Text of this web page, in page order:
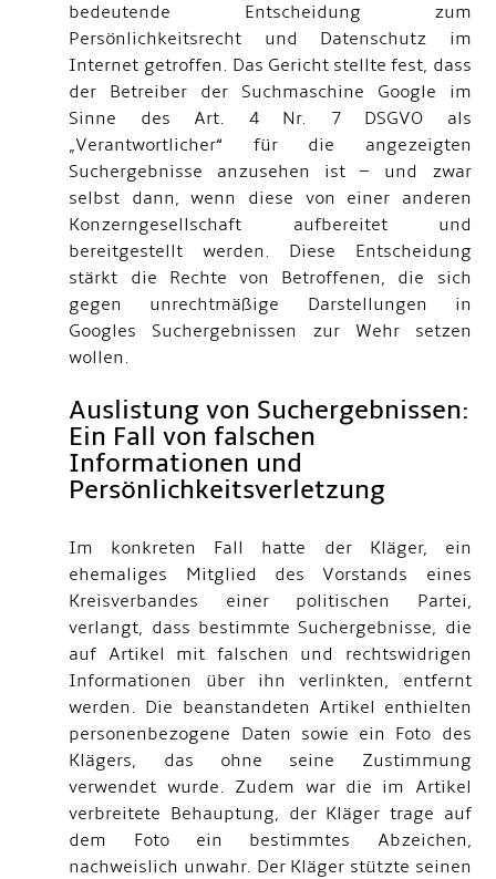
bedeutende Entscheidung zum
Persönlichkeitsrecht und Datenschutz im
Internet getroffen. Das Gericht stellte fest, dass
der Betreiber der Suchmaschine Google im
Sinne des Art. 4 Nr. 7 DSGVO als
„Verantwortlicher“ für die angezeigten
Suchergebnisse anzusehen ist – und zwar
selbst dann, wenn diese von einer anderen
Konzerngesellschaft aufbereitet und
bereitgestellt werden. Diese Entscheidung
stärkt die Rechte von Betroffenen, die sich
gegen unrechtmäßige Darstellungen in
Googles Suchergebnissen zur Wehr setzen
wollen.
Auslistung von Suchergebnissen:
Ein Fall von falschen
Informationen und
Persönlichkeitsverletzung
Im konkreten Fall hatte der Kläger, ein
ehemaliges Mitglied des Vorstands eines
Kreisverbandes einer politischen Partei,
verlangt, dass bestimmte Suchergebnisse, die
auf Artikel mit falschen und rechtswidrigen
Informationen über ihn verlinkten, entfernt
werden. Die beanstandeten Artikel enthielten
personenbezogene Daten sowie ein Foto des
Klägers, das ohne seine Zustimmung
verwendet wurde. Zudem war die im Artikel
verbreitete Behauptung, der Kläger trage auf
dem Foto ein bestimmtes Abzeichen,
nachweislich unwahr. Der Kläger stützte seinen